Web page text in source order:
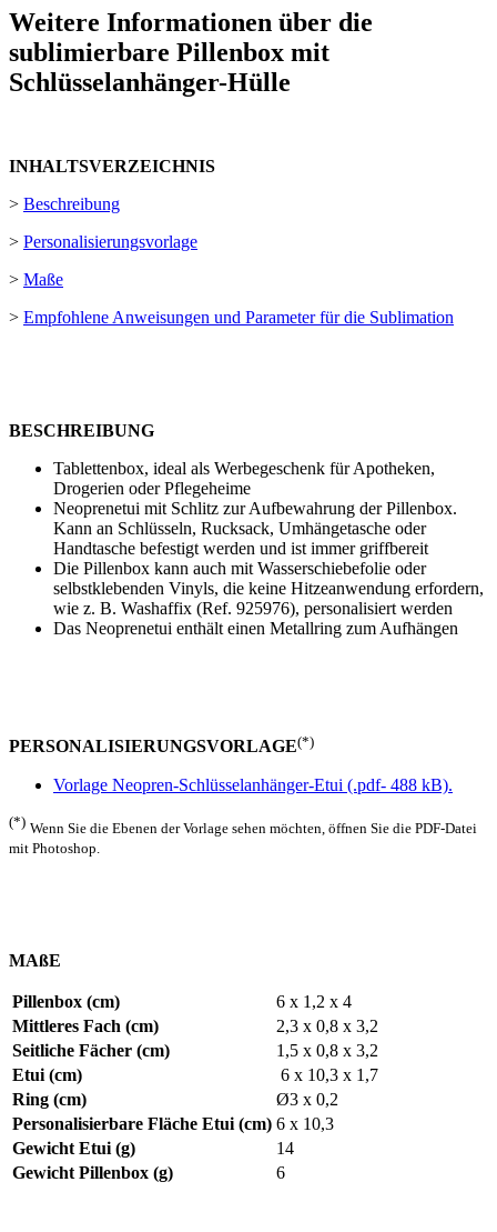
Weitere Informationen über die
sublimierbare Pillenbox mit
Schlüsselanhänger-Hülle
INHALTSVERZEICHNIS
> Beschreibung
> Personalisierungsvorlage
> Maße
> Empfohlene Anweisungen und Parameter für die Sublimation
BESCHREIBUNG
Tablettenbox, ideal als Werbegeschenk für Apotheken,
Drogerien oder Pflegeheime
Neoprenetui mit Schlitz zur Aufbewahrung der Pillenbox.
Kann an Schlüsseln, Rucksack, Umhängetasche oder
Handtasche befestigt werden und ist immer griffbereit
Die Pillenbox kann auch mit Wasserschiebefolie oder
selbstklebenden Vinyls, die keine Hitzeanwendung erfordern,
wie z. B. Washaffix (Ref. 925976), personalisiert werden
Das Neoprenetui enthält einen Metallring zum Aufhängen
PERSONALISIERUNGSVORLAGE(*)
Vorlage Neopren-Schlüsselanhänger-Etui (.pdf- 488 kB).
(*) Wenn Sie die Ebenen der Vorlage sehen möchten, öffnen Sie die PDF-Datei
mit Photoshop.
MAßE
Pillenbox (cm)
6 x 1,2 x 4
Mittleres Fach (cm)
2,3 x 0,8 x 3,2
Seitliche Fächer (cm)
1,5 x 0,8 x 3,2
Etui (cm)
6 x 10,3 x 1,7
Ring (cm)
Ø3 x 0,2
Personalisierbare Fläche Etui (cm) 6 x 10,3
Gewicht Etui (g)
14
Gewicht Pillenbox (g)
6